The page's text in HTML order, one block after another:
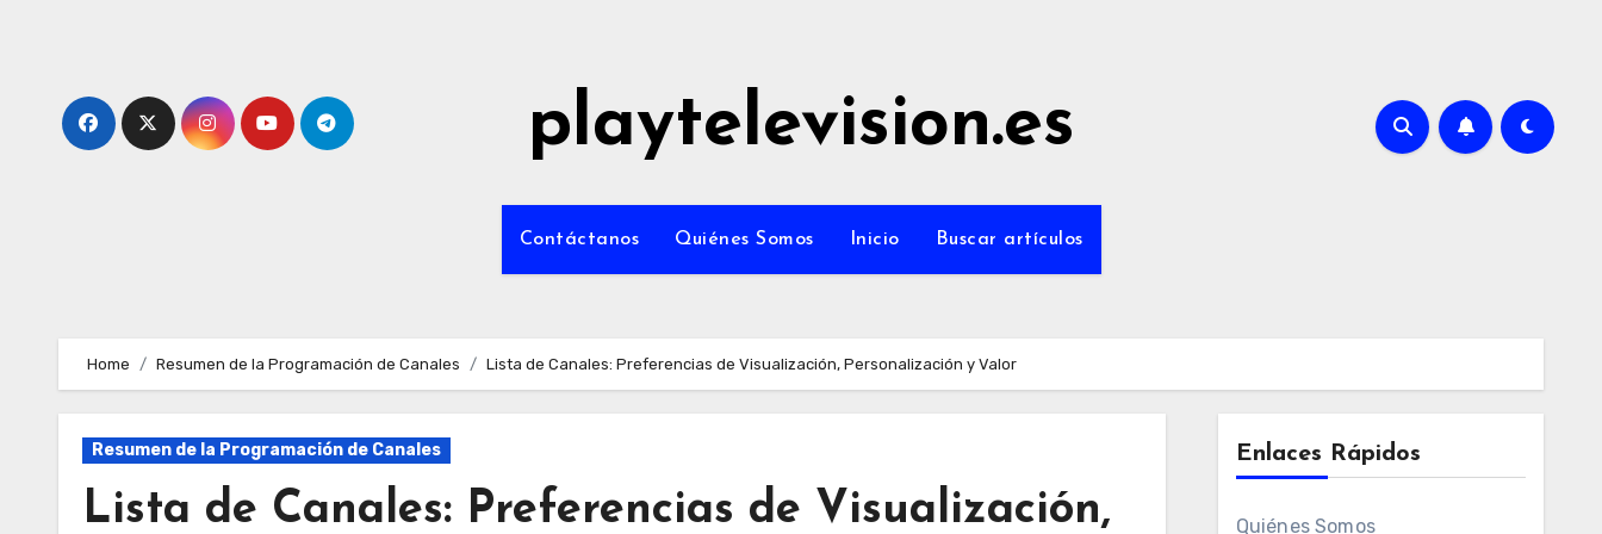
playtelevision.es
Contáctanos Quiénes Somos Inicio Buscar artículos
Home Resumen de la Programación de Canales Lista de Canales: Preferencias de Visualización, Personalización y Valor
Resumen de la Programación de Canales
Lista de Canales: Preferencias de Visualización,
Enlaces Rápidos
Quiénes Somos